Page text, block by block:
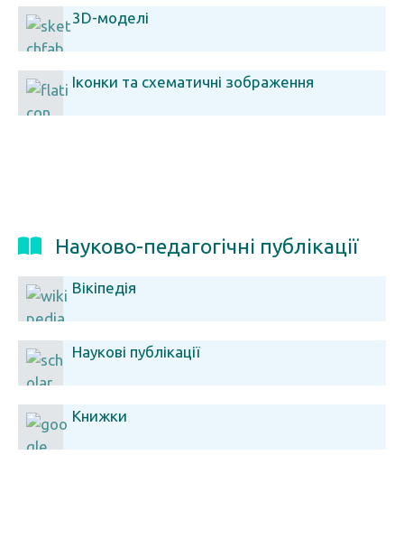
3D-моделі
Іконки та схематичні зображення
Науково-педагогічні публікації
Вікіпедія
Наукові публікації
Книжки